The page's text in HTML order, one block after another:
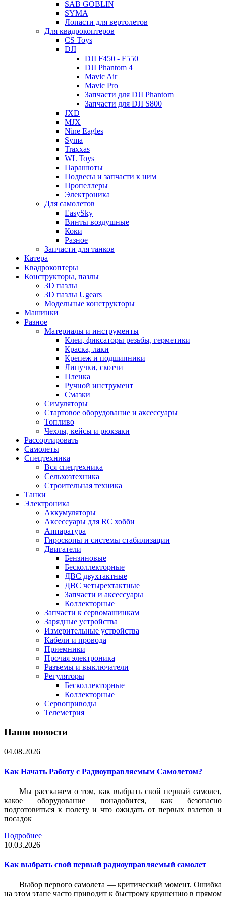
SAB GOBLIN
SYMA
Лопасти для вертолетов
Для квадрокоптеров
CS Toys
DJI
DJI F450 - F550
DJI Phantom 4
Mavic Air
Mavic Pro
Запчасти для DJI Phantom
Запчасти для DJI S800
JXD
MJX
Nine Eagles
Syma
Traxxas
WL Toys
Парашюты
Подвесы и запчасти к ним
Пропеллеры
Электроника
Для самолетов
EasySky
Винты воздушные
Коки
Разное
Запчасти для танков
Катера
Квадрокоптеры
Конструкторы, пазлы
3D пазлы
3D пазлы Ugears
Модельные конструкторы
Машинки
Разное
Материалы и инструменты
Клеи, фиксаторы резьбы, герметики
Краска, лаки
Крепеж и подшипники
Липучки, скотчи
Пленка
Ручной инструмент
Смазки
Симуляторы
Стартовое оборудование и аксессуары
Топливо
Чехлы, кейсы и рюкзаки
Рассортировать
Самолеты
Спецтехника
Вся спецтехника
Сельхозтехника
Строительная техника
Танки
Электроника
Аккумуляторы
Аксессуары для RC хобби
Аппаратура
Гироскопы и системы стабилизации
Двигатели
Бензиновые
Бесколлекторные
ДВС двухтактные
ДВС четырехтактные
Запчасти и аксессуары
Коллекторные
Запчасти к сервомашинкам
Зарядные устройства
Измерительные устройства
Кабели и провода
Приемники
Прочая электроника
Разъемы и выключатели
Регуляторы
Бесколлекторные
Коллекторные
Сервоприводы
Телеметрия
Наши новости
04.08.2026
Как Начать Работу с Радиоуправляемым Самолетом?
Мы расскажем о том, как выбрать свой первый самолет,
какое оборудование понадобится, как безопасно
подготовиться к полету и что ожидать от первых взлетов и
посадок
Подробнее
10.03.2026
Как выбрать свой первый радиоуправляемый самолет
Выбор первого самолета — критический момент. Ошибка
на этом этапе часто приводит к быстрому крушению в прямом